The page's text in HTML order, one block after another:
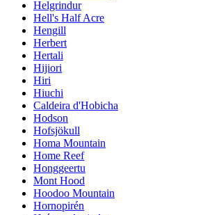
Helgrindur
Hell's Half Acre
Hengill
Herbert
Hertali
Hijiori
Hiri
Hiuchi
Caldeira d'Hobicha
Hodson
Hofsjökull
Homa Mountain
Home Reef
Honggeertu
Mont Hood
Hoodoo Mountain
Hornopirén